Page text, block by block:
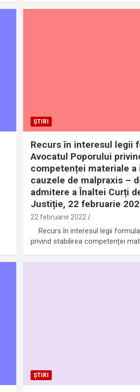
ȘTIRI
Recurs în interesul legii
Avocatul Poporului
competenței materiale a
cauzele de malpraxis –
admitere a Înaltei Curți
Justiție, 22 februarie
22 februarie 2022
Recurs în interesul legii
privind stabilirea competenței
ȘTIRI